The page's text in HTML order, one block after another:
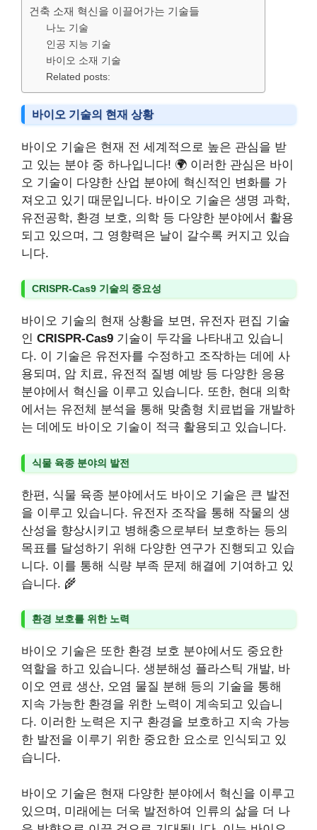
건축 소재 혁신을 이끌어가는 기술들
나노 기술
인공 지능 기술
바이오 소재 기술
Related posts:
바이오 기술의 현재 상황
바이오 기술은 현재 전 세계적으로 높은 관심을 받
고 있는 분야 중 하나입니다! 🌍 이러한 관심은 바이
오 기술이 다양한 산업 분야에 혁신적인 변화를 가
져오고 있기 때문입니다. 바이오 기술은 생명 과학,
유전공학, 환경 보호, 의학 등 다양한 분야에서 활용
되고 있으며, 그 영향력은 날이 갈수록 커지고 있습
니다.
CRISPR-Cas9 기술의 중요성
바이오 기술의 현재 상황을 보면, 유전자 편집 기술
인 CRISPR-Cas9 기술이 두각을 나타내고 있습니
다. 이 기술은 유전자를 수정하고 조작하는 데에 사
용되며, 암 치료, 유전적 질병 예방 등 다양한 응용
분야에서 혁신을 이루고 있습니다. 또한, 현대 의학
에서는 유전체 분석을 통해 맞춤형 치료법을 개발하
는 데에도 바이오 기술이 적극 활용되고 있습니다.
식물 육종 분야의 발전
한편, 식물 육종 분야에서도 바이오 기술은 큰 발전
을 이루고 있습니다. 유전자 조작을 통해 작물의 생
산성을 향상시키고 병해충으로부터 보호하는 등의
목표를 달성하기 위해 다양한 연구가 진행되고 있습
니다. 이를 통해 식량 부족 문제 해결에 기여하고 있
습니다. 🌾
환경 보호를 위한 노력
바이오 기술은 또한 환경 보호 분야에서도 중요한
역할을 하고 있습니다. 생분해성 플라스틱 개발, 바
이오 연료 생산, 오염 물질 분해 등의 기술을 통해
지속 가능한 환경을 위한 노력이 계속되고 있습니
다. 이러한 노력은 지구 환경을 보호하고 지속 가능
한 발전을 이루기 위한 중요한 요소로 인식되고 있
습니다.
바이오 기술은 현재 다양한 분야에서 혁신을 이루고
있으며, 미래에는 더욱 발전하여 인류의 삶을 더 나